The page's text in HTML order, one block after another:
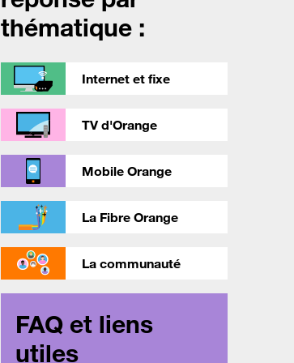
thématique :
Internet et fixe
TV d'Orange
Mobile Orange
La Fibre Orange
La communauté
FAQ et liens
utiles